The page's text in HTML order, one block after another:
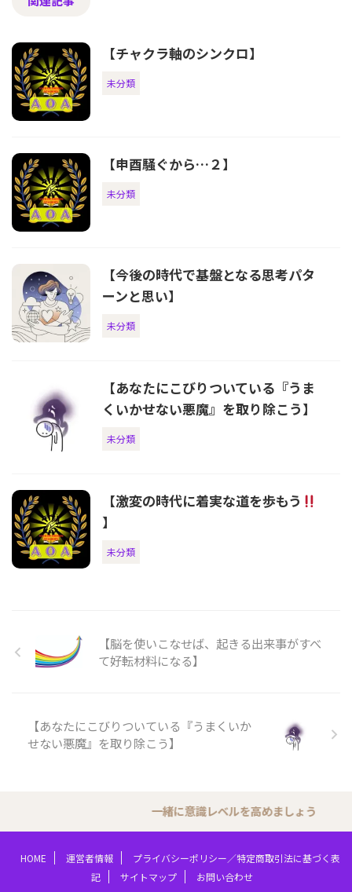
【チャクラ軸のシンクロ】
未分類
【申酉騒ぐから…２】
未分類
【今後の時代で基盤となる思考パタ
ーンと思い】
未分類
【あなたにこびりついている『うま
くいかせない悪魔』を取り除こう】
未分類
【激変の時代に着実な道を歩もう
】
未分類
【脳を使いこなせば、起きる出来事がすべ
て好転材料になる】
【あなたにこびりついている『うまくいか
せない悪魔』を取り除こう】
一緒に意識レベルを高めましょう
HOME 運営者情報
プライバシーポリシー／特定商取引法に基づく表
記
サイトマップ お問い合わせ